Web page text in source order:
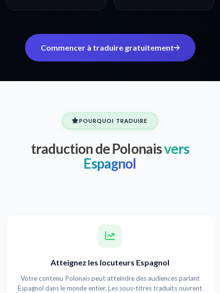
Commencer à traduire gratuitement
POURQUOI TRADUIRE
traduction de Polonaisvers
Espagnol
Atteignez les locuteurs Espagnol
Votre contenu Polonais peut atteindre des audiences parlant
Espagnol dans le monde entier. Les sous-titres traduits ouvrent